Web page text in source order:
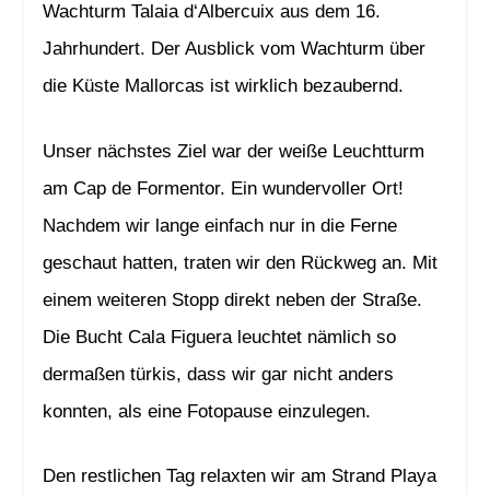
Wachturm Talaia d‘Albercuix aus dem 16.
Jahrhundert. Der Ausblick vom Wachturm über
die Küste Mallorcas ist wirklich bezaubernd.
Unser nächstes Ziel war der weiße Leuchtturm
am Cap de Formentor. Ein wundervoller Ort!
Nachdem wir lange einfach nur in die Ferne
geschaut hatten, traten wir den Rückweg an. Mit
einem weiteren Stopp direkt neben der Straße.
Die Bucht Cala Figuera leuchtet nämlich so
dermaßen türkis, dass wir gar nicht anders
konnten, als eine Fotopause einzulegen.
Den restlichen Tag relaxten wir am Strand Playa